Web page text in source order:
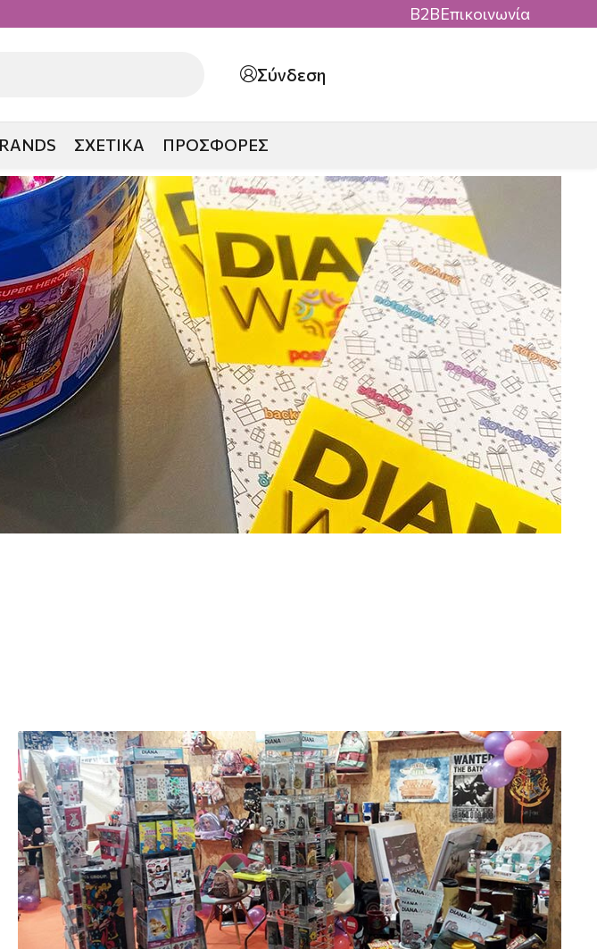
B2BΕπικοινωνία
Σύνδεση
ΣΧΕΤΙΚΑ ΠΡΟΣΦΟΡΕΣ